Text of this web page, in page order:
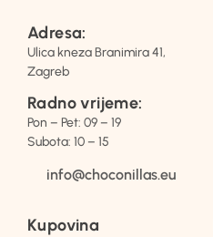
Adresa:
Ulica kneza Branimira 41,
Zagreb
Radno vrijeme:
Pon – Pet: 09 – 19
Subota: 10 – 15
info@choconillas.eu
Kupovina